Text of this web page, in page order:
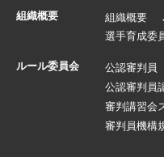
組織概要 組織概要
選手育成委
ルール委員会 公認審判員
公認審判員
審判講習会
審判員機構